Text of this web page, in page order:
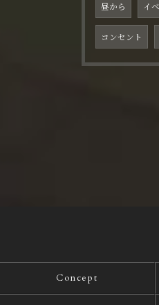
昼から イ
コンセント
Concept